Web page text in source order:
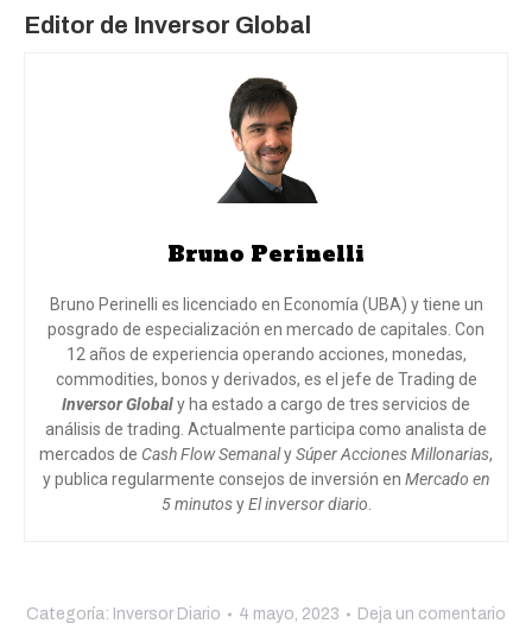
Editor de Inversor Global
Bruno Perinelli
Bruno Perinelli es licenciado en Economía (UBA) y tiene un
posgrado de especialización en mercado de capitales. Con
12 años de experiencia operando acciones, monedas,
commodities, bonos y derivados, es el jefe de Trading de
Inversor Globaly ha estado a cargo de tres servicios de
análisis de trading. Actualmente participa como analista de
mercados de Cash Flow SemanalySúper Acciones Millonarias,
y publica regularmente consejos de inversión en Mercado en
5 minutosyEl inversor diario
Categoría: Inversor Diario 4 mayo, 2023 Deja un comentario